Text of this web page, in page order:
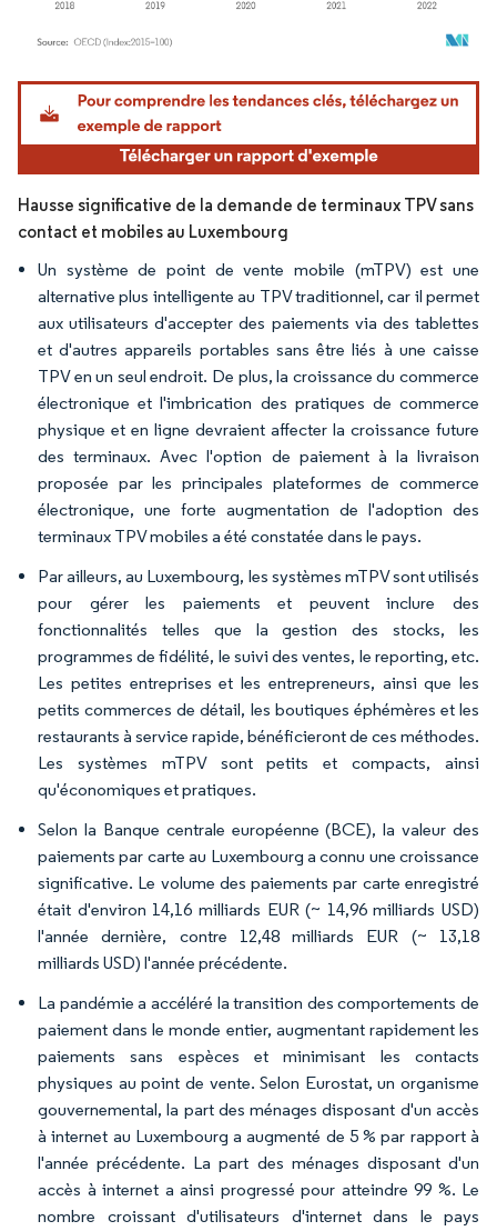
Image © Mordor Intelligence. La réutilisation nécessite une attribution sous CC BY
Hausse significative de la demande de terminaux TPV sans
contact et mobiles au Luxembourg
Un système de point de vente mobile (mTPV) est une
alternative plus intelligente au TPV traditionnel, car il permet
aux utilisateurs d'accepter des paiements via des tablettes
et d'autres appareils portables sans être liés à une caisse
TPV en un seul endroit. De plus, la croissance du commerce
électronique et l'imbrication des pratiques de commerce
physique et en ligne devraient affecter la croissance future
des terminaux. Avec l'option de paiement à la livraison
proposée par les principales plateformes de commerce
électronique, une forte augmentation de l'adoption des
terminaux TPV mobiles a été constatée dans le pays.
Par ailleurs, au Luxembourg, les systèmes mTPV sont utilisés
pour gérer les paiements et peuvent inclure des
fonctionnalités telles que la gestion des stocks, les
programmes de fidélité, le suivi des ventes, le reporting, etc.
Les petites entreprises et les entrepreneurs, ainsi que les
petits commerces de détail, les boutiques éphémères et les
restaurants à service rapide, bénéficieront de ces méthodes.
Les systèmes mTPV sont petits et compacts, ainsi
qu'économiques et pratiques.
Selon la Banque centrale européenne (BCE), la valeur des
paiements par carte au Luxembourg a connu une croissance
significative. Le volume des paiements par carte enregistré
était d'environ 14,16 milliards EUR (~ 14,96 milliards USD)
l'année dernière, contre 12,48 milliards EUR (~ 13,18
milliards USD) l'année précédente.
La pandémie a accéléré la transition des comportements de
paiement dans le monde entier, augmentant rapidement les
paiements sans espèces et minimisant les contacts
physiques au point de vente. Selon Eurostat, un organisme
gouvernemental, la part des ménages disposant d'un accès
à internet au Luxembourg a augmenté de 5 % par rapport à
l'année précédente. La part des ménages disposant d'un
accès à internet a ainsi progressé pour atteindre 99 %. Le
nombre croissant d'utilisateurs d'internet dans le pays